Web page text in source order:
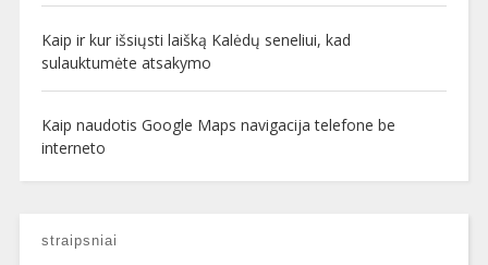
Kaip ir kur išsiųsti laišką Kalėdų seneliui, kad
sulauktumėte atsakymo
Kaip naudotis Google Maps navigacija telefone be
interneto
straipsniai